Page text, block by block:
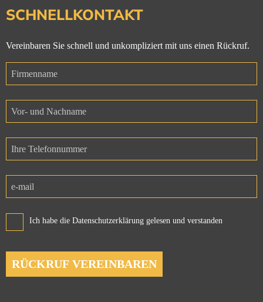
SCHNELLKONTAKT
Vereinbaren Sie schnell und unkompliziert mit uns einen Rückruf.
Ich habe die Datenschutzerklärung gelesen und verstanden